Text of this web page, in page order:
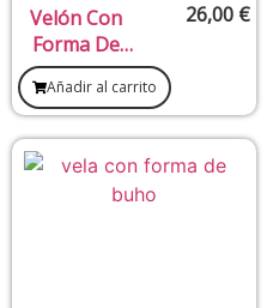
Velón Con
Forma De
Mano De La
Abundancia
26,00 €
Añadir al carrito